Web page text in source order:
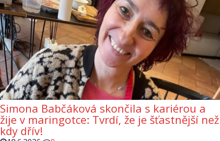
Simona Babčáková skončila s kariérou a
žije v maringotce: Tvrdí, že je šťastnější než
kdy dřív!